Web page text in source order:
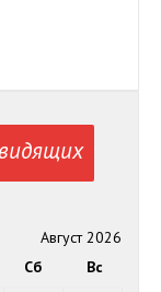
Август 2026
Сб Вс